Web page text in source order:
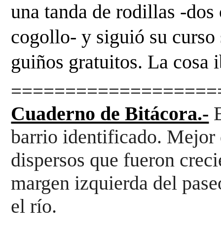
una tanda de rodillas -
cogollo- y siguió su curso
guiños gratuitos. La cosa
Cuaderno de Bitácora.-
barrio identificado. Mejor
dispersos que fueron
el río.